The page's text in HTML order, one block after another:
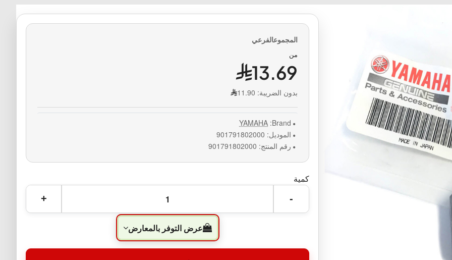
من
13.69
بدون الضريبة: 11.90
Brand:
YAMAHA
الموديل: 901791802000
رقم المنتج: 901791802000
عرض التوفر بالمعارض